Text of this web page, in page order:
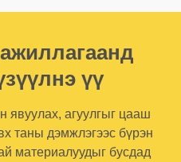
үү
явуулах, агуулгыг цааш
таны дэмжлэгээс бүрэн
материалуудыг бусдад